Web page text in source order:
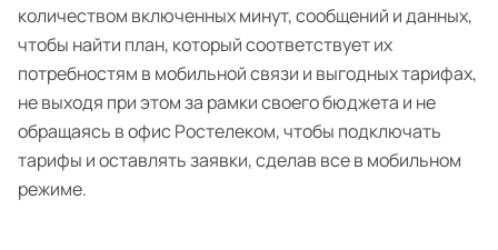
количеством включенных минут, сообщений и данных,
чтобы найти план, который соответствует их
потребностям в мобильной связи и выгодных тарифах,
не выходя при этом за рамки своего бюджета и не
обращаясь в офис Ростелеком, чтобы подключать
тарифы и оставлять заявки, сделав все в мобильном
режиме.